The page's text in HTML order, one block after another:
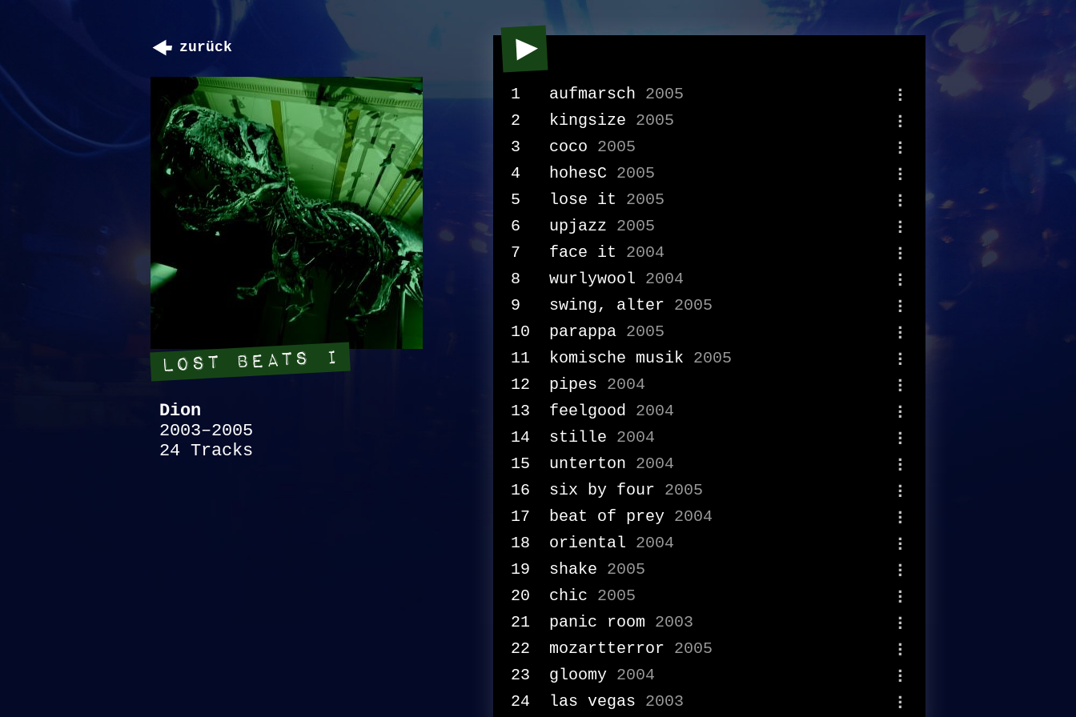
zurück
LOST BEATS I
Dion
2003–2005
24 Tracks
aufmarsch 2005 Mehr Optionen
kingsize 2005 Mehr Optionen
coco 2005 Mehr Optionen
hohesC 2005 Mehr Optionen
lose it 2005 Mehr Optionen
upjazz 2005 Mehr Optionen
face it 2004 Mehr Optionen
wurlywool 2004 Mehr Optionen
swing, alter 2005 Mehr Optionen
parappa 2005 Mehr Optionen
komische musik 2005 Mehr Optionen
pipes 2004 Mehr Optionen
feelgood 2004 Mehr Optionen
stille 2004 Mehr Optionen
unterton 2004 Mehr Optionen
six by four 2005 Mehr Optionen
beat of prey 2004 Mehr Optionen
oriental 2004 Mehr Optionen
shake 2005 Mehr Optionen
chic 2005 Mehr Optionen
panic room 2003 Mehr Optionen
mozartterror 2005 Mehr Optionen
gloomy 2004 Mehr Optionen
las vegas 2003 Mehr Optionen